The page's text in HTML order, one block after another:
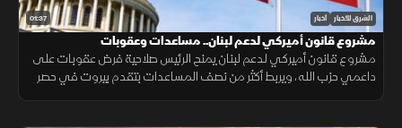
01:37 الشرق للأخبار أخبار
مشروع قانون أميركي لدعم لبنان.. مساعدات وعقوبات
مشروع قانون أميركي لدعم لبنان يمنح الرئيس صلاحية فرض عقوبات على
داعمي حزب الله، ويربط أكثر من نصف المساعدات بتقدم بيروت في حصر